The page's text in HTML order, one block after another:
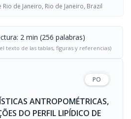
de Janeiro, Rio de Janeiro, Brazil
2 min (256 palabras)
texto de las tablas, figuras y referencias)
PO
ANTROPOMÉTRICAS,
DO PERFIL LIPÍDICO DE